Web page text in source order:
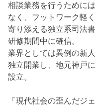
相談業務を行うために
なく、フットワーク軽
寄り添える独立系司法
研修期間中に確信。
業界としては異例の新
独立開業し、地元神戸
設立。
「現代社会の歪んだジ